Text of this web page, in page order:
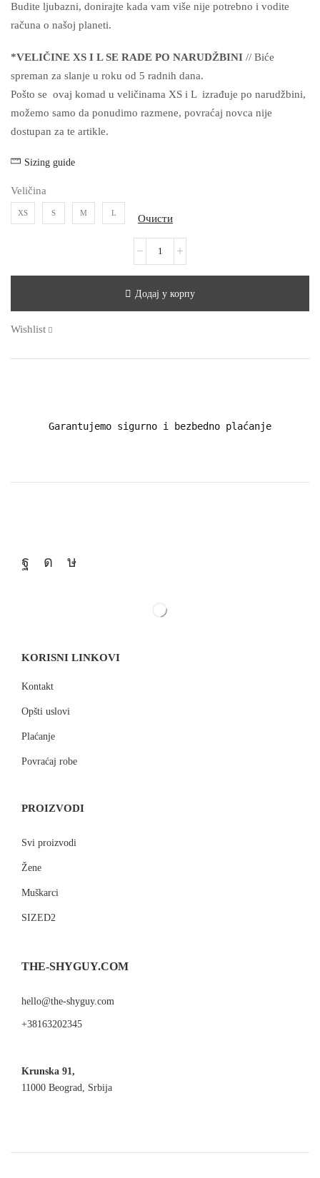
Budite ljubazni, donirajte kada vam više nije potrebno i vodite
računa o našoj planeti.
*VELIČINE XS I L SE RADE PO NARUDŽBINI // Biće
spreman za slanje u roku od 5 radnih dana.
Pošto se ovaj komad u veličinama XS i L izrađuje po narudžbini,
možemo samo da ponudimo razmene, povraćaj novca nije
dostupan za te artikle.
Sizing guide
Veličina
XS S M L
Очисти
Додај у корпу
Wishlist
Garantujemo sigurno i bezbedno plaćanje
KORISNI LINKOVI
Kontakt
Opšti uslovi
Plaćanje
Povraćaj robe
PROIZVODI
Svi proizvodi
Žene
Muškarci
SIZED2
THE-SHYGUY.COM
hello@the-shyguy.com
+38163202345
Krunska 91,
11000 Beograd, Srbija